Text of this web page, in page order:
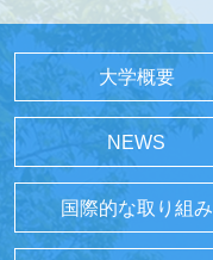
大学概要
NEWS
国際的な取り組み